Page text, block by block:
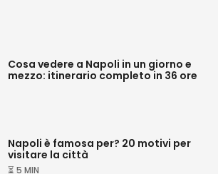
Cosa vedere a Napoli in un giorno e
mezzo: itinerario completo in 36 ore
Napoli è famosa per? 20 motivi per
visitare la città
⏳ 5 MIN